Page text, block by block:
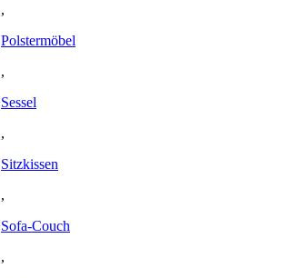
,
Polstermöbel
,
Sessel
,
Sitzkissen
,
Sofa-Couch
,